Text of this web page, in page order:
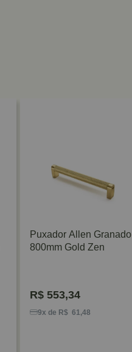
Puxador Allen Granado
800mm Gold Zen
R$553,34
9x de R$ 61,48